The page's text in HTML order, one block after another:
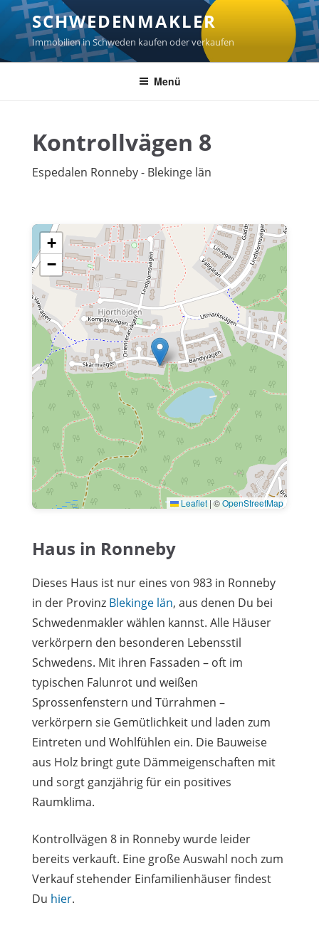
Zum
Inhalt
springen
SCHWEDENMAKLER
Immobilien in Schweden kaufen oder verkaufen
Menü
Kontrollvägen 8
Espedalen Ronneby - Blekinge län
+
−
Leaflet | ©OpenStreetMap
Haus in Ronneby
Dieses Haus ist nur eines von 983 in Ronneby
in der Provinz Blekinge län, aus denen Du bei
Schwedenmakler wählen kannst. Alle Häuser
verkörpern den besonderen Lebensstil
Schwedens. Mit ihren Fassaden – oft im
typischen Falunrot und weißen
Sprossenfenstern und Türrahmen –
verkörpern sie Gemütlichkeit und laden zum
Eintreten und Wohlfühlen ein. Die Bauweise
aus Holz bringt gute Dämmeigenschaften mit
und sorgt ganzjährig für ein positives
Raumklima.
Kontrollvägen 8 in Ronneby wurde leider
bereits verkauft. Eine große Auswahl noch zum
Verkauf stehender Einfamilienhäuser findest
Du hier.